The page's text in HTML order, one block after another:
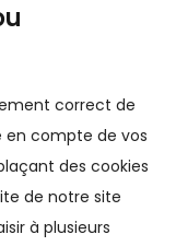
correct de
en compte de vos
des cookies
de notre site
à plusieurs